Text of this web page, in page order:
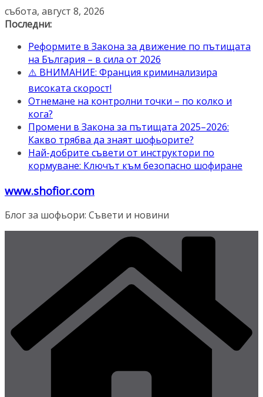
Skip
to
събота, август 8, 2026
Последни:
Реформите в Закона за движение по пътищата
на България – в сила от 2026
⚠️ ВНИМАНИЕ: Франция криминализира
високата скорост!
Отнемане на контролни точки – по колко и
кога?
Промени в Закона за пътищата 2025–2026:
Какво трябва да знаят шофьорите?
Най-добрите съвети от инструктори по
кормуване: Ключът към безопасно шофиране
www.shofior.com
Блог за шофьори: Съвети и новини